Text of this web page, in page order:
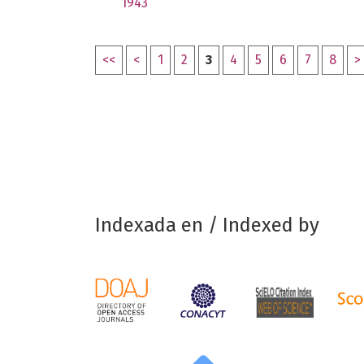
<< < 1 2 3 4 5 6 7 8 >
Indexada en / Indexed by